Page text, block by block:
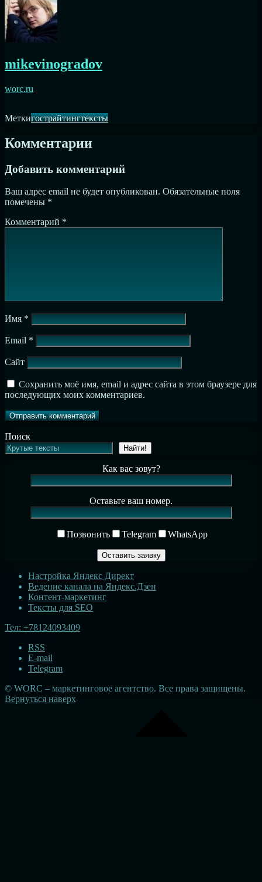
mikevinogradov
worc.ru
Меткигострайтингтексты
Комментарии
Добавить комментарий
Ваш адрес email не будет опубликован. Обязательные поля
помечены *
Комментарий *
Имя *
Email *
Сайт
Сохранить моё имя, email и адрес сайта в этом браузере для
последующих моих комментариев.
Поиск
Найти!
Как вас зовут?
Оставьте ваш номер.
Позвонить Telegram WhatsApp
Настройка Яндекс Директ
Ведение канала на Яндекс.Дзен
Контент-маркетинг
Тексты для SEO
Тел: +78124093409
RSS
E-mail
Telegram
© WORC – маркетинговое агентство. Все права защищены.
Вернуться наверх